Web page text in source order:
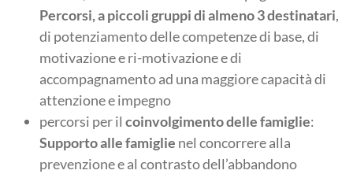
Percorsi, a piccoli gruppi di almeno 3 destinatari,
di potenziamento delle competenze di base, di
motivazione e ri-motivazione e di
accompagnamento ad una maggiore capacità di
attenzione e impegno
percorsi per il coinvolgimento delle famiglie:
Supporto alle famiglie nel concorrere alla
prevenzione e al contrasto dell’abbandono